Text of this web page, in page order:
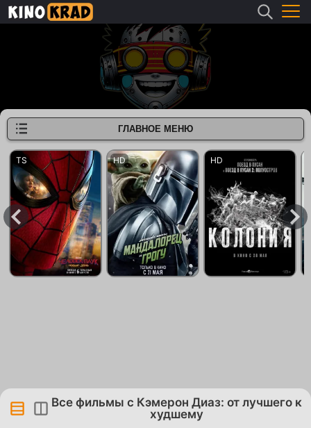
Все фильмы с Кэмерон Диаз: от лучшего к
худшему
ГЛАВНОЕ МЕНЮ